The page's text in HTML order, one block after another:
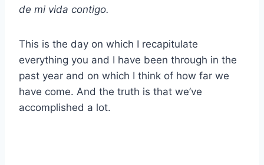
de mi vida contigo.
This is the day on which I recapitulate
everything you and I have been through in the
past year and on which I think of how far we
have come. And the truth is that we’ve
accomplished a lot.